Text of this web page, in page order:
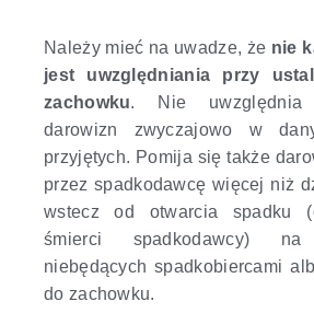
Należy mieć na uwadze, że nie
jest uwzględniania przy
zachowku. Nie uwzględnia
darowizn zwyczajowo w
przyjętych. Pomija się także
przez spadkodawcę więcej niż
wstecz od otwarcia spadku
śmierci spadkodawcy)
niebędących spadkobiercami
do zachowku.